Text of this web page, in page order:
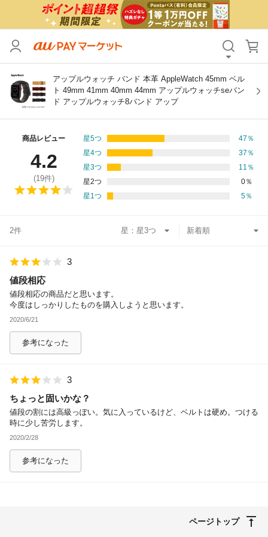
アップルウォッチ バンド 本革 AppleWatch 45mm ベル
ト 49mm 41mm 40mm 44mm アップルウォッチseバン
ド アップルウォッチ8バンド アップ
商品レビュー
4.2
(19件)
星5つ 47 ％
星4つ
37 ％
星3つ
11 ％
星2つ
0％
星1つ
5％
2件 星：
3
値段相応
値段相応の商品だと思います。
今度はしっかりしたものを購入しようと思います。
2020/6/21
参考になった
3
ちょっと固いかな？
値段の割には高級っぽい。気に入っているけど、ベルトは硬め。つける
時に少し苦労します。
2020/2/28
参考になった
ページトップ
カテゴリ すべて
価格 すべて
支払い方法
その他の条件
送料無料
Pontaパス特典対象すべて
除外ワード